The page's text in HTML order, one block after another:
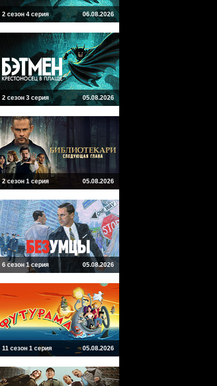
2 сезон 4 серия 06.08.2026
2 сезон 3 серия 05.08.2026
2 сезон 1 серия 05.08.2026
6 сезон 1 серия 05.08.2026
11 сезон 1 серия 05.08.2026